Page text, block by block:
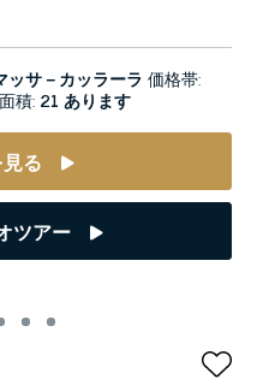
ッサ－カッラーラ 価格帯:
積: 21 あります
る
ツアー